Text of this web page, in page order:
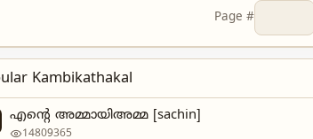
Page #
Kambikathakal
എന്റെ അമ്മായിഅമ്മ [sachin]
14809365